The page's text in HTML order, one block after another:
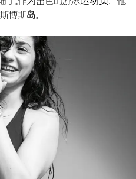
博斯岛。